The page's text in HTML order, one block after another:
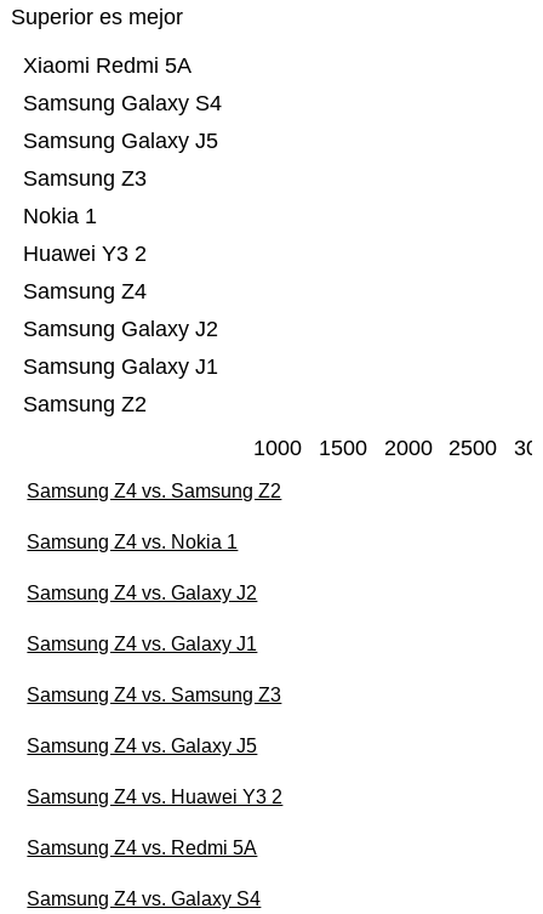
Superior es mejor
Samsung Z2
Samsung Galaxy J1
Samsung Galaxy J2
Samsung Z4
Huawei Y3 2
Nokia 1
Samsung Z3
Samsung Galaxy J5
Samsung Galaxy S4
Xiaomi Redmi 5A
1000 1500 2000 2500
Samsung Z4 vs. Samsung Z2
Samsung Z4 vs. Nokia 1
Samsung Z4 vs. Galaxy J2
Samsung Z4 vs. Galaxy J1
Samsung Z4 vs. Samsung Z3
Samsung Z4 vs. Galaxy J5
Samsung Z4 vs. Huawei Y3 2
Samsung Z4 vs. Redmi 5A
Samsung Z4 vs. Galaxy S4